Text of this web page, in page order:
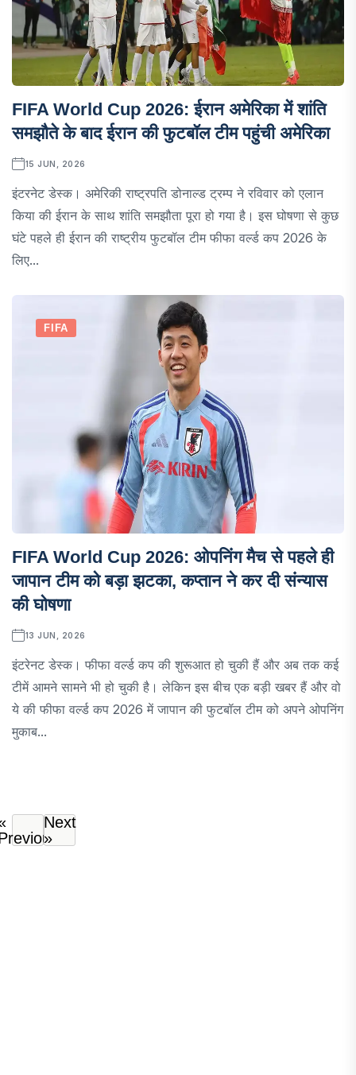
FIFA World Cup 2026: ईरान अमेरिका में शांति
समझौते के बाद ईरान की फुटबॉल टीम पहुंची अमेरिका
15 JUN, 2026
इंटरनेट डेस्क। अमेरिकी राष्ट्रपति डोनाल्ड ट्रम्प ने रविवार को एलान
किया की ईरान के साथ शांति समझौता पूरा हो गया है। इस घोषणा से कुछ
घंटे पहले ही ईरान की राष्ट्रीय फुटबॉल टीम फीफा वर्ल्ड कप 2026 के
लिए...
FIFA
FIFA World Cup 2026: ओपनिंग मैच से पहले ही
जापान टीम को बड़ा झटका, कप्तान ने कर दी संन्यास
की घोषणा
13 JUN, 2026
इंटरेनट डेस्क। फीफा वर्ल्ड कप की शुरूआत हो चुकी हैं और अब तक कई
टीमें आमने सामने भी हो चुकी है। लेकिन इस बीच एक बड़ी खबर हैं और वो
ये की फीफा वर्ल्ड कप 2026 में जापान की फुटबॉल टीम को अपने ओपनिंग
मुकाब...
Next
»